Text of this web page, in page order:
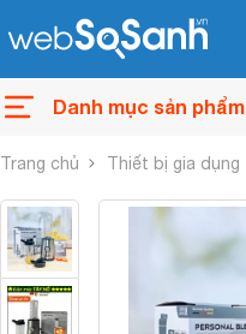
Danh mục sản phẩm
Trang chủ Thiết bị gia dụng